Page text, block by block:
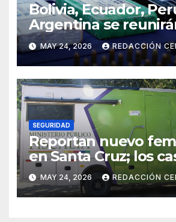
Bolivia, Ecuador,
Argentina se
Santiago contra la
delincuencia
transnacional
MAY 24, 2026 REDACCIÓN
SEGURIDAD
Reportan nuevo
en Santa Cruz; los
elevan a 33 en el
MAY 24, 2026 REDACCIÓN